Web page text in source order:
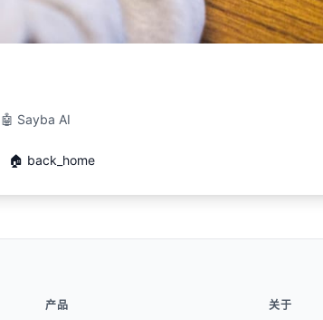
🤖 Sayba AI
🏠 back_home
产品 关于